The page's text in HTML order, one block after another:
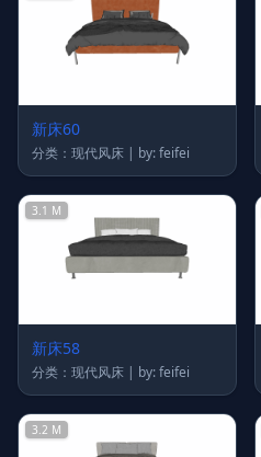
新床60
分类：现代风床 | by: feifei
3.1 M
新床58
分类：现代风床 | by: feifei
3.2 M